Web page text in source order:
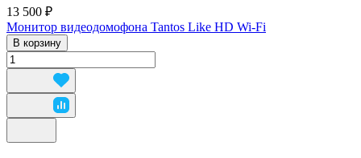
13 500 ₽
Монитор видеодомофона Tantos Like HD Wi-Fi
В корзину